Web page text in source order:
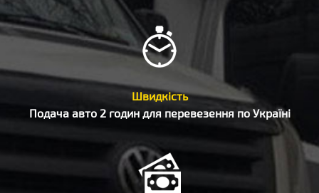
Швидкість
Подача авто 2 годин для перевезення по Україні